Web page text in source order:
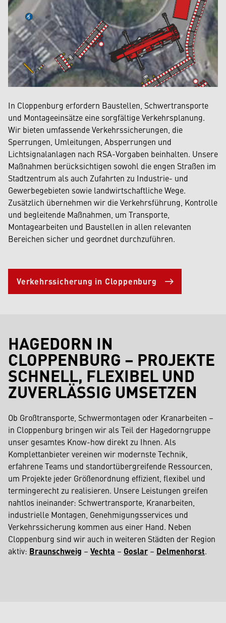
In Cloppenburg erfordern Baustellen, Schwertransporte
und Montageeinsätze eine sorgfältige Verkehrsplanung.
Wir bieten umfassende Verkehrssicherungen, die
Sperrungen, Umleitungen, Absperrungen und
Lichtsignalanlagen nach RSA-Vorgaben beinhalten. Unsere
Maßnahmen berücksichtigen sowohl die engen Straßen im
Stadtzentrum als auch Zufahrten zu Industrie- und
Gewerbegebieten sowie landwirtschaftliche Wege.
Zusätzlich übernehmen wir die Verkehrsführung, Kontrolle
und begleitende Maßnahmen, um Transporte,
Montagearbeiten und Baustellen in allen relevanten
Bereichen sicher und geordnet durchzuführen.
Verkehrssicherung in Cloppenburg
HAGEDORN IN
CLOPPENBURG – PROJEKTE
SCHNELL, FLEXIBEL UND
ZUVERLÄSSIG UMSETZEN
Ob Großtransporte, Schwermontagen oder Kranarbeiten –
in Cloppenburg bringen wir als Teil der Hagedorngruppe
unser gesamtes Know-how direkt zu Ihnen. Als
Komplettanbieter vereinen wir modernste Technik,
erfahrene Teams und standortübergreifende Ressourcen,
um Projekte jeder Größenordnung effizient, flexibel und
termingerecht zu realisieren. Unsere Leistungen greifen
nahtlos ineinander: Schwertransporte, Kranarbeiten,
industrielle Montagen, Genehmigungsservices und
Verkehrssicherung kommen aus einer Hand. Neben
Cloppenburg sind wir auch in weiteren Städten der Region
aktiv: Braunschweig – Vechta – Goslar – Delmenhorst.